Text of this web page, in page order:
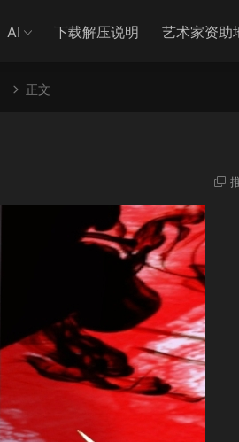
AI 下载解压说明 艺术家资助
正文